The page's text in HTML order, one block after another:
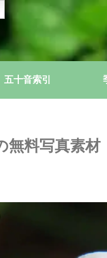
五十音索引
無料写真素